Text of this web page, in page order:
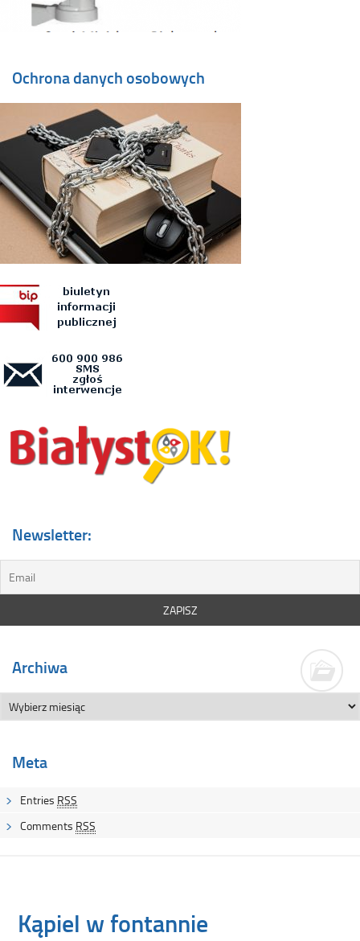
Ochrona danych osobowych
Newsletter:
Archiwa
Meta
Entries RSS
Comments RSS
Kąpiel w fontannie